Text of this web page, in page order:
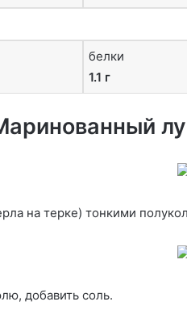
белки
1.1 г
на терке) тонкими
добавить соль.